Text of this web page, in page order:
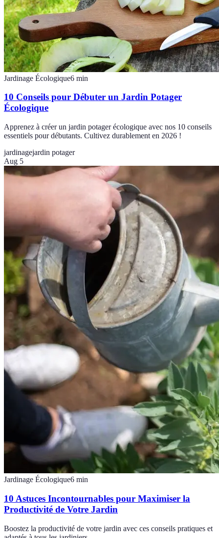
Jardinage Écologique6 min
10 Conseils pour Débuter un Jardin Potager
Écologique
Apprenez à créer un jardin potager écologique avec nos 10 conseils
essentiels pour débutants. Cultivez durablement en 2026 !
jardinagejardin potager
Aug 5
Jardinage Écologique6 min
10 Astuces Incontournables pour Maximiser la
Productivité de Votre Jardin
Boostez la productivité de votre jardin avec ces conseils pratiques et